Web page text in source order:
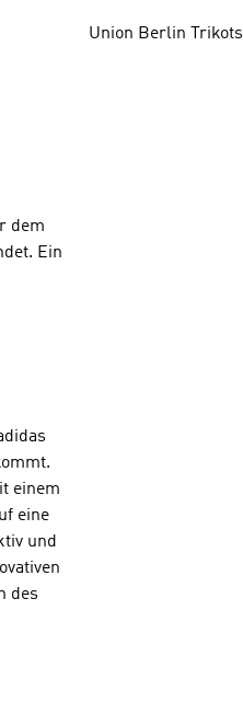
Union Berlin Trikots
dem
Ein
einem
eine
und
des